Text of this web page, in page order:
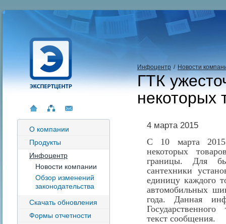
О компании
Продукты
Инфоцентр
Новости компании
Обзор изменений
законодательства
Скачать обновления
Формы отчетности
Инфоцентр / Новости
ГТК
некоторых
4 марта 2015
С 10 марта 2015
некоторых
границы. Для
сантехники
единицу каждого
автомобильных
года. Данная
текст сообщения.